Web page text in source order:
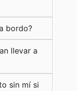
bordo?
llevar a
sin mí si